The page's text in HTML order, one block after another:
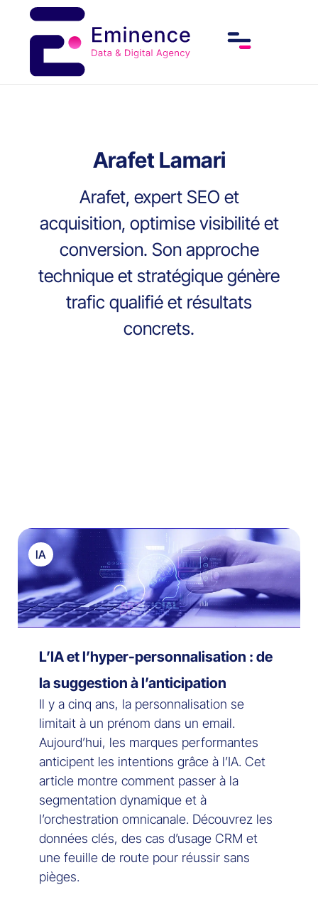
Arafet Lamari
Arafet, expert SEO et
acquisition, optimise visibilité et
conversion. Son approche
technique et stratégique génère
trafic qualifié et résultats
concrets.
IA
L’IA et l’hyper-personnalisation : de
la suggestion à l’anticipation
Il y a cinq ans, la personnalisation se
limitait à un prénom dans un email.
Aujourd’hui, les marques performantes
anticipent les intentions grâce à l’IA. Cet
article montre comment passer à la
segmentation dynamique et à
l’orchestration omnicanale. Découvrez les
données clés, des cas d’usage CRM et
une feuille de route pour réussir sans
pièges.